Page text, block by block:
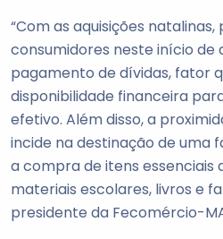
“Com as aquisições
consumidores neste início de
pagamento de dívidas, fator
disponibilidade financeira
efetivo. Além disso, a
incide na destinação de uma
a compra de itens essenciais
materiais escolares, livros e
presidente da Fecomércio-